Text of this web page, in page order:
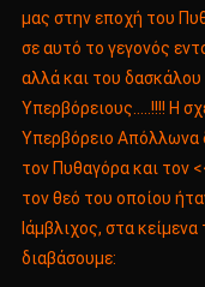
μας στην εποχή του
σε αυτό το γεγονός
αλλά και του
Υπερβόρειους…..!!!! Η
Υπερβόρειο Απόλλωνα
τον Πυθαγόρα και τον
τον θεό του οποίου
Ιάμβλιχος, στα
διαβάσουμε: